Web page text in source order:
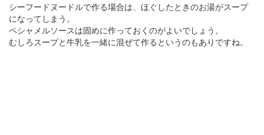
シーフードヌードルで作る場合は、ほぐしたときのお湯がスープ
になってしまう。
ペシャメルソースは固めに作っておくのがよいでしょう。
むしろスープと牛乳を一緒に混ぜて作るというのもありですね。